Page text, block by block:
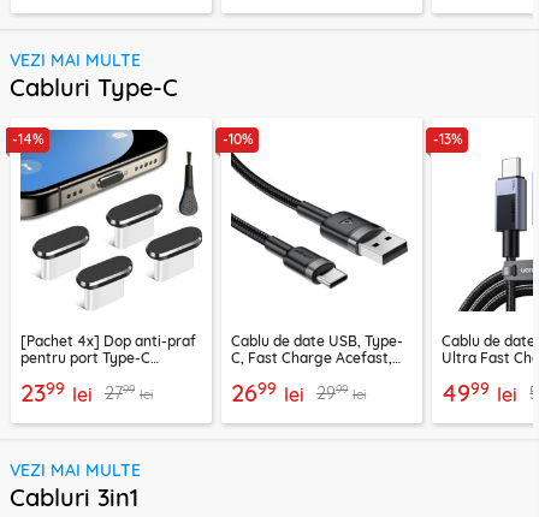
VEZI MAI MULTE
Cabluri Type-C
-14%
[Pachet 4x] Dop anti-praf
pentru port Type-C
2399 lei 2799 lei
-10%
Cablu de date USB, Type-
C, Fast Charge Acefast,
2699 lei 2999 lei
-13%
Cablu de date
Ultra Fast
4999 lei
VEZI MAI MULTE
Cabluri 3in1